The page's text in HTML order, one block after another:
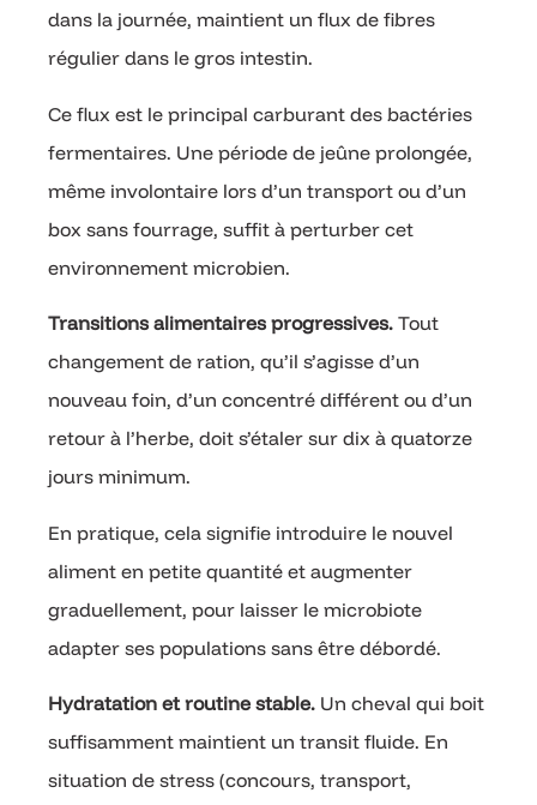
dans la journée, maintient un flux de fibres
régulier dans le gros intestin.
Ce flux est le principal carburant des bactéries
fermentaires. Une période de jeûne prolongée,
même involontaire lors d’un transport ou d’un
box sans fourrage, suffit à perturber cet
environnement microbien.
Transitions alimentaires progressives. Tout
changement de ration, qu’il s’agisse d’un
nouveau foin, d’un concentré différent ou d’un
retour à l’herbe, doit s’étaler sur dix à quatorze
jours minimum.
En pratique, cela signifie introduire le nouvel
aliment en petite quantité et augmenter
graduellement, pour laisser le microbiote
adapter ses populations sans être débordé.
Hydratation et routine stable. Un cheval qui boit
suffisamment maintient un transit fluide. En
situation de stress (concours, transport,